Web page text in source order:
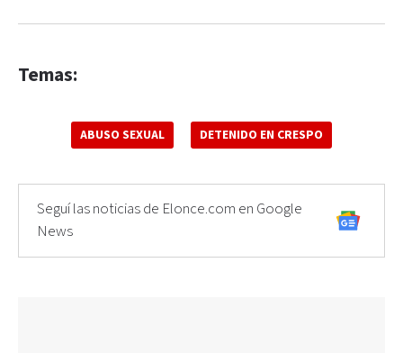
Temas:
ABUSO SEXUAL DETENIDO EN CRESPO
Seguí las noticias de Elonce.com en Google
News